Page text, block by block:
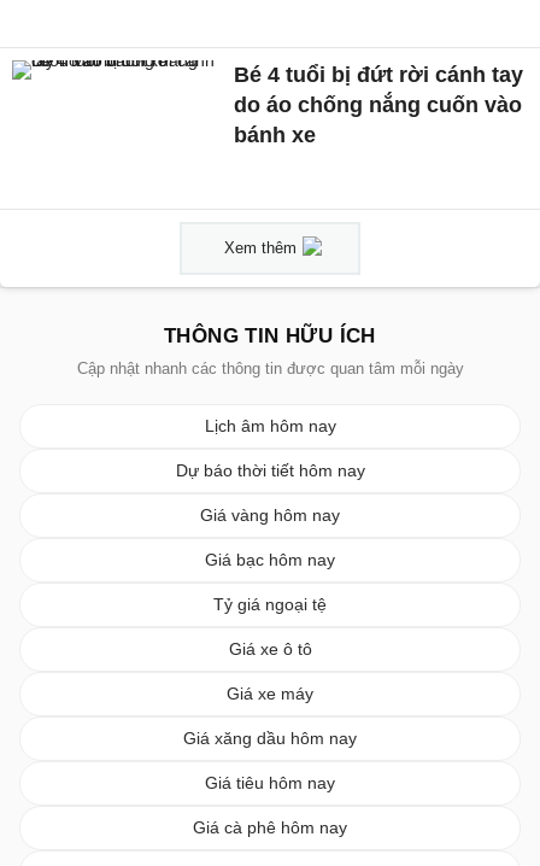
Bé 4 tuổi bị đứt rời cánh tay
do áo chống nắng cuốn vào
bánh xe
Xem thêm
THÔNG TIN HỮU ÍCH
Cập nhật nhanh các thông tin được quan tâm mỗi ngày
Lịch âm hôm nay
Dự báo thời tiết hôm nay
Giá vàng hôm nay
Giá bạc hôm nay
Tỷ giá ngoại tệ
Giá xe ô tô
Giá xe máy
Giá xăng dầu hôm nay
Giá tiêu hôm nay
Giá cà phê hôm nay